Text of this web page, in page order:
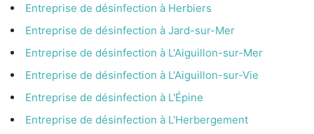
Entreprise de désinfection à Herbiers
Entreprise de désinfection à Jard-sur-Mer
Entreprise de désinfection à L'Aiguillon-sur-Mer
Entreprise de désinfection à L'Aiguillon-sur-Vie
Entreprise de désinfection à L'Épine
Entreprise de désinfection à L'Herbergement